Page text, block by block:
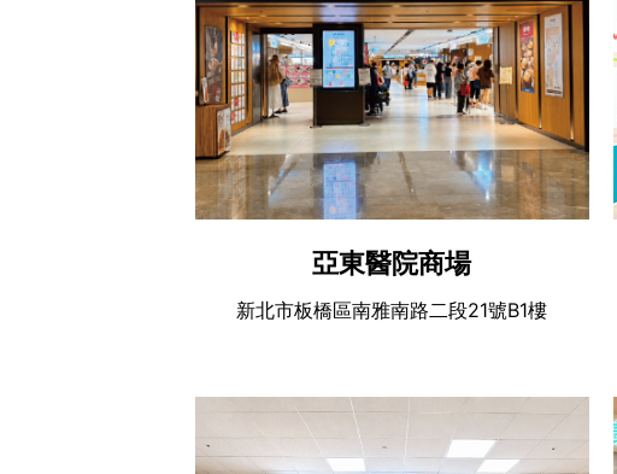
亞東醫院商場
新北市板橋區南雅南路二段21號B1樓